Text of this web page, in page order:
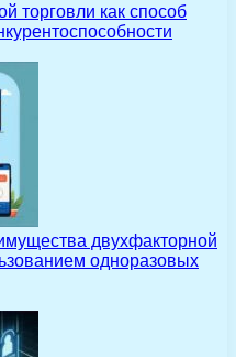
торговли как способ
двухфакторной
одноразовых